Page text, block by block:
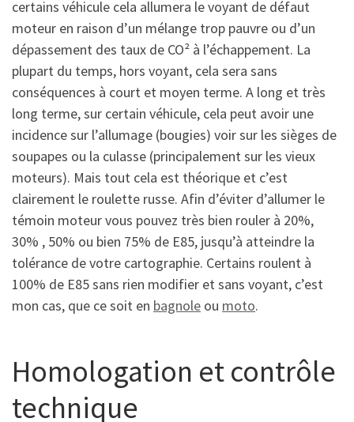
certains véhicule cela allumera le voyant de défaut
moteur en raison d’un mélange trop pauvre ou d’un
dépassement des taux de CO² à l’échappement. La
plupart du temps, hors voyant, cela sera sans
conséquences à court et moyen terme. A long et très
long terme, sur certain véhicule, cela peut avoir une
incidence sur l’allumage (bougies) voir sur les sièges de
soupapes ou la culasse (principalement sur les vieux
moteurs). Mais tout cela est théorique et c’est
clairement le roulette russe. Afin d’éviter d’allumer le
témoin moteur vous pouvez très bien rouler à 20%,
30% , 50% ou bien 75% de E85, jusqu’à atteindre la
tolérance de votre cartographie. Certains roulent à
100% de E85 sans rien modifier et sans voyant, c’est
mon cas, que ce soit en bagnole ou moto.
Homologation et contrôle
technique